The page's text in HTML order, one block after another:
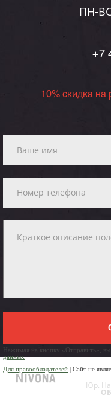
ПН-
+7
10% скидка на
Нажимая на кнопку «Отправить», вы
данных
Для правообладателей | Сайт не
Юр.